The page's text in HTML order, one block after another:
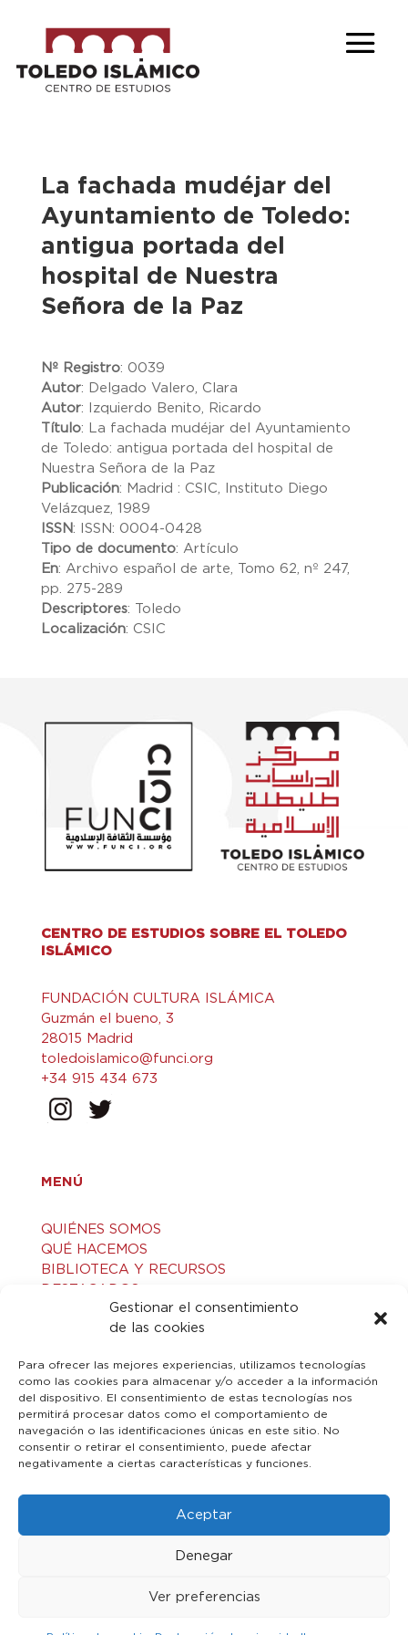
Gestionar el consentimiento
de las cookies
Para ofrecer las mejores experiencias, utilizamos tecnologías
como las cookies para almacenar y/o acceder a la información
del dispositivo. El consentimiento de estas tecnologías nos
permitirá procesar datos como el comportamiento de
navegación o las identificaciones únicas en este sitio. No
consentir o retirar el consentimiento, puede afectar
negativamente a ciertas características y funciones.
Aceptar
Denegar
Ver preferencias
La fachada mudéjar del
Ayuntamiento de Toledo:
antigua portada del
hospital de Nuestra
Señora de la Paz
Nº Registro: 0039
Autor: Delgado Valero, Clara
Autor:
Izquierdo Benito, Ricardo
Título: La fachada mudéjar del Ayuntamiento
de Toledo: antigua portada del hospital de
Nuestra Señora de la Paz
Publicación: Madrid : CSIC, Instituto Diego
Velázquez, 1989
ISSN:
ISSN: 0004-0428
Tipo de documento: Artículo
En: Archivo español de arte, Tomo 62, nº 247,
pp. 275-289
Descriptores:
Toledo
Localización: CSIC
CENTRO DE ESTUDIOS SOBRE EL TOLEDO
ISLÁMICO
FUNDACIÓN CULTURA ISLÁMICA
Guzmán el bueno, 3
28015 Madrid
toledoislamico@funci.org
+34 915 434 673
MENÚ
QUIÉNES SOMOS
QUÉ HACEMOS
BIBLIOTECA Y RECURSOS
DESTACADOS
ACTIVIDADES
VISITAS GUIADAS
LEGAL
AVISO LEGAL
POLÍTICA DE COOKIES